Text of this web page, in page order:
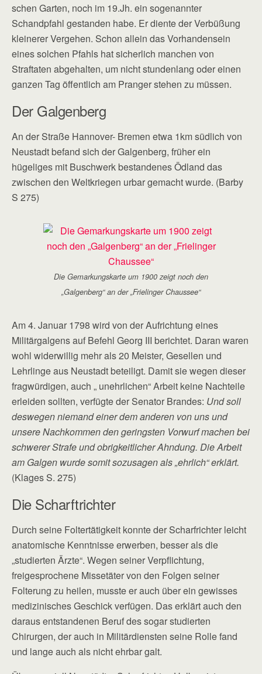
schen Garten, noch im 19.Jh. ein sogenannter
Schandpfahl gestanden habe. Er diente der Verbüßung
kleinerer Vergehen. Schon allein das Vorhandensein
eines solchen Pfahls hat sicherlich manchen von
Straftaten abgehalten, um nicht stundenlang oder einen
ganzen Tag öffentlich am Pranger stehen zu müssen.
Der Galgenberg
An der Straße Hannover- Bremen etwa 1km südlich von
Neustadt befand sich der Galgenberg, früher ein
hügeliges mit Buschwerk bestandenes Ödland das
zwischen den Weltkriegen urbar gemacht wurde. (Barby
S 275)
Die Gemarkungskarte um 1900 zeigt noch den
„Galgenberg“ an der „Frielinger Chaussee“
Am 4. Januar 1798 wird von der Aufrichtung eines
Militärgalgens auf Befehl Georg III berichtet. Daran waren
wohl widerwillig mehr als 20 Meister, Gesellen und
Lehrlinge aus Neustadt beteiligt. Damit sie wegen dieser
fragwürdigen, auch „ unehrlichen“ Arbeit keine Nachteile
erleiden sollten, verfügte der Senator Brandes: Und soll
deswegen niemand einer dem anderen von uns und
unsere Nachkommen den geringsten Vorwurf machen bei
schwerer Strafe und obrigkeitlicher Ahndung. Die Arbeit
am Galgen wurde somit sozusagen als „ehrlich“ erklärt.
(Klages S. 275)
Die Scharftrichter
Durch seine Foltertätigkeit konnte der Scharfrichter leicht
anatomische Kenntnisse erwerben, besser als die
„studierten Ärzte“. Wegen seiner Verpflichtung,
freigesprochene Missetäter von den Folgen seiner
Folterung zu heilen, musste er auch über ein gewisses
medizinisches Geschick verfügen. Das erklärt auch den
daraus entstandenen Beruf des sogar studierten
Chirurgen, der auch in Militärdiensten seine Rolle fand
und lange auch als nicht ehrbar galt.